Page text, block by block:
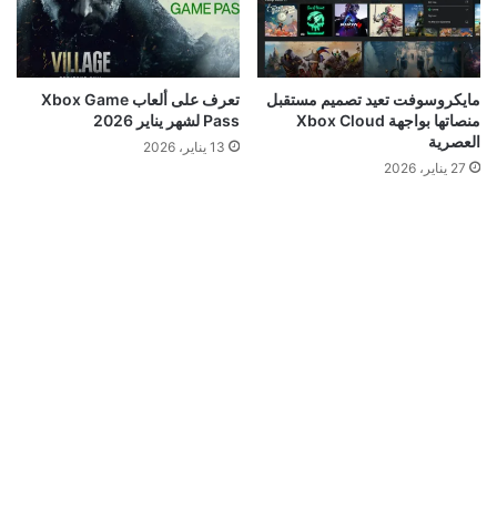
مايكروسوفت تعيد تصميم مستقبل
منصاتها بواجهة Xbox Cloud
العصرية
27 يناير، 2026
تعرف على ألعاب Xbox Game
Pass لشهر يناير 2026
13 يناير، 2026